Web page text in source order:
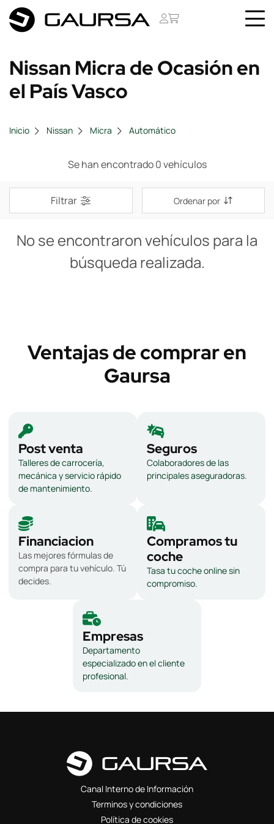
Nissan Micra de Ocasión en
el País Vasco
Inicio Nissan Micra Automático
Se han encontrado 0 vehículos
Filtrar Ordenar por
No se encontraron vehículos para la
búsqueda realizada.
Ventajas de comprar en
Gaursa
Post venta
Talleres de carrocería,
mecánica y servicio rápido
de mantenimiento.
Seguros
Colaboradores de las
principales aseguradoras.
Financiacion
Las mejores fórmulas de
compra para tu vehículo. Tú
decides.
Compramos tu
coche
Tasa tu coche online sin
compromiso.
Empresas
Departamento
especializado en el cliente
profesional.
Canal Interno de Información
Terminos y condiciones
Política de cookies